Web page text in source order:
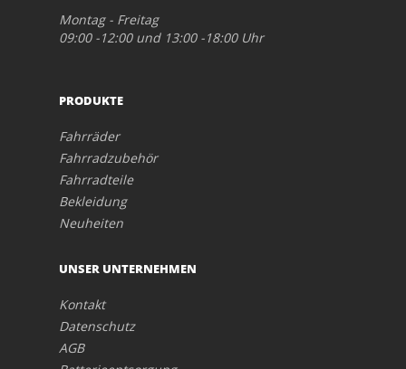
Montag - Freitag
09:00 -12:00 und 13:00 -18:00 Uhr
PRODUKTE
Fahrräder
Fahrradzubehör
Fahrradteile
Bekleidung
Neuheiten
UNSER UNTERNEHMEN
Kontakt
Datenschutz
AGB